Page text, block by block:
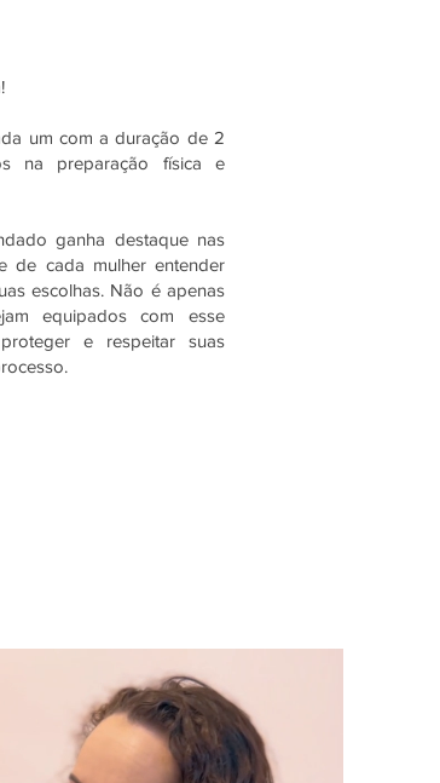
um com a duração de 2
na preparação física e
ganha destaque nas
de cada mulher entender
escolhas. Não é apenas
equipados com esse
e respeitar suas